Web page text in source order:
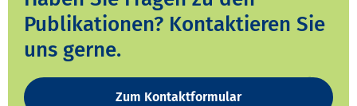
Publikationen? Kontaktieren Sie
uns gerne.
Zum Kontaktformular